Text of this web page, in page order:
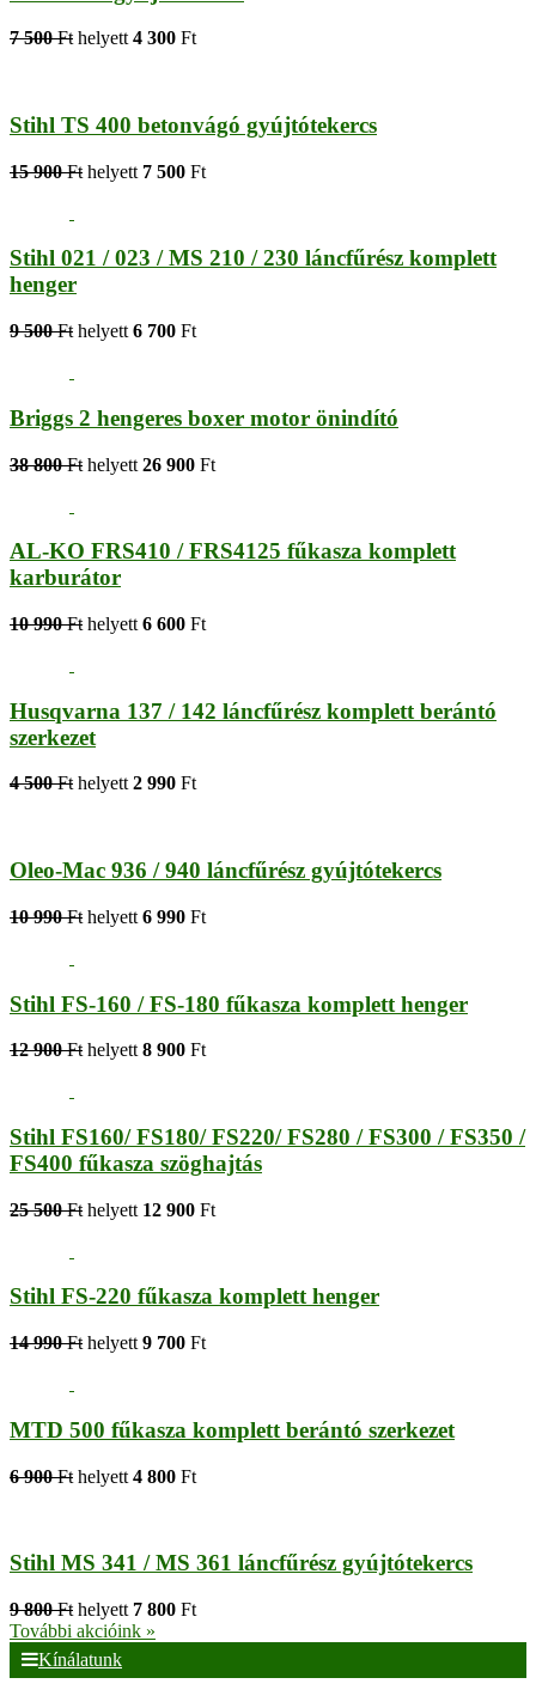
7 500 Ft helyett 4 300 Ft
Stihl TS 400 betonvágó gyújtótekercs
15 900 Ft helyett 7 500 Ft
Stihl 021 / 023 / MS 210 / 230 láncfűrész komplett
henger
9 500 Ft helyett 6 700 Ft
Briggs 2 hengeres boxer motor önindító
38 800 Ft helyett 26 900 Ft
AL-KO FRS410 / FRS4125 fűkasza komplett
karburátor
10 990 Ft helyett 6 600 Ft
Husqvarna 137 / 142 láncfűrész komplett berántó
szerkezet
4 500 Fthelyett2 990 Ft
Oleo-Mac 936 / 940 láncfűrész gyújtótekercs
10 990 Ft helyett 6 990 Ft
Stihl FS-160 / FS-180 fűkasza komplett henger
12 900 Ft helyett 8 900 Ft
Stihl FS160/ FS180/ FS220/ FS280 / FS300 / FS350 /
FS400 fűkasza szöghajtás
25 500 Ft helyett 12 900 Ft
Stihl FS-220 fűkasza komplett henger
14 990 Ft helyett 9 700 Ft
MTD 500 fűkasza komplett berántó szerkezet
6 900 Ft helyett 4 800 Ft
Stihl MS 341 / MS 361 láncfűrész gyújtótekercs
9 800 Ft helyett 7 800 Ft
További akcióink »
Kínálatunk